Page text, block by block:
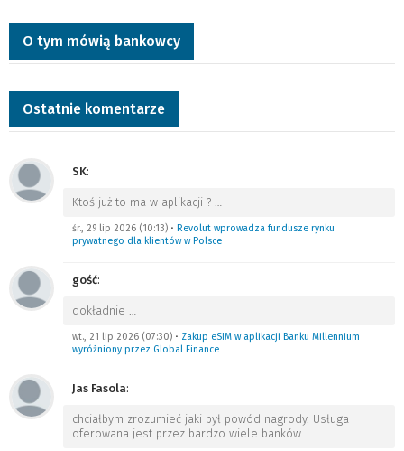
O tym mówią bankowcy
Ostatnie komentarze
SK:
Ktoś już to ma w aplikacji ?
śr., 29 lip 2026 (10:13) • Revolut wprowadza fundusze rynku
prywatnego dla klientów w Polsce
gość:
dokładnie
wt., 21 lip 2026 (07:30) • Zakup eSIM w aplikacji Banku Millennium
wyróżniony przez Global Finance
Jas Fasola:
chciałbym zrozumieć jaki był powód nagrody. Usługa
oferowana jest przez bardzo wiele banków.